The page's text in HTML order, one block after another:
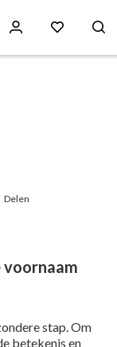
Delen
voornaam
stap. Om
betekenis en